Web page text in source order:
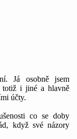
Já osobně jsem
totiž i jiné a hlavně
účty.
co se doby
když své názory